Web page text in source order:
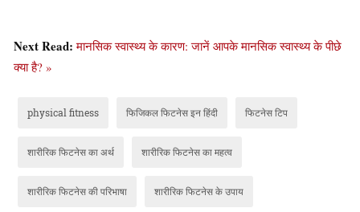
Next Read:मानसिक स्वास्थ्य के कारण: जानें आपके मानसिक स्वास्थ्य के पीछे
क्या है? »
physical fitness फिजिकल फिटनेस इन हिंदी फिटनेस टिप
शारीरिक फिटनेस का अर्थ शारीरिक फिटनेस का महत्व
शारीरिक फिटनेस की परिभाषा शारीरिक फिटनेस के उपाय